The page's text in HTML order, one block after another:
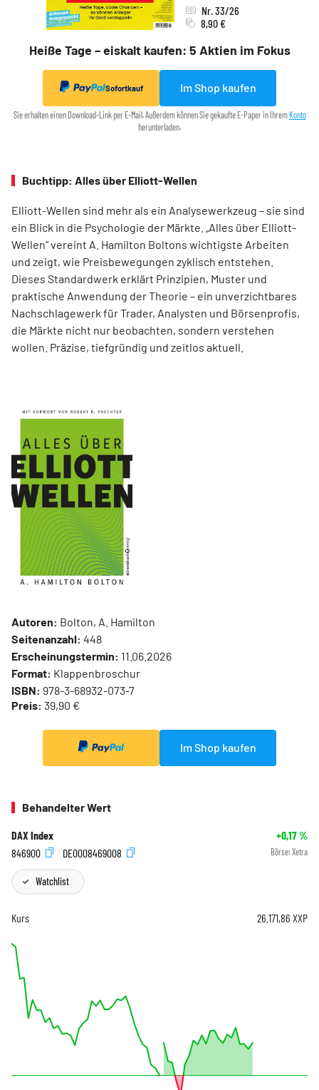
Heiße Tage – eiskalt kaufen: 5 Aktien im Fokus
Nr. 33/26
8,90 €
Sofortkauf Im Shop kaufen
Sie erhalten einen Download-Link per E-Mail. Außerdem können Sie gekaufte E-Paper in IhremKonto
herunterladen.
Buchtipp: Alles über Elliott-Wellen
Elliott-Wellen sind mehr als ein Analysewerkzeug – sie sind
ein Blick in die Psychologie der Märkte. „Alles über Elliott-
Wellen“ vereint A. Hamilton Boltons wichtigste Arbeiten
und zeigt, wie Preisbewegungen zyklisch entstehen.
Dieses Standardwerk erklärt Prinzipien, Muster und
praktische Anwendung der Theorie – ein unverzichtbares
Nachschlagewerk für Trader, Analysten und Börsenprofis,
die Märkte nicht nur beobachten, sondern verstehen
wollen. Präzise, tiefgründig und zeitlos aktuell.
Autoren: Bolton, A. Hamilton
Seitenanzahl: 448
Erscheinungstermin: 11.06.2026
Format: Klappenbroschur
ISBN: 978-3-68932-073-7
Preis: 39,90 €
Im Shop kaufen
Behandelter Wert
DAX Index +0,17%
846900
DE0008469008 Börse: Xetra
Watchlist
Kurs 26.171,86 XXP